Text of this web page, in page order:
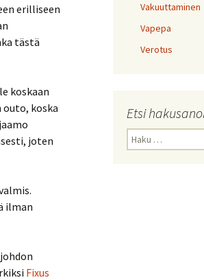
erilliseen
tästä
koskaan
koska
joten
ilman
Fixus
Vakuuttaminen
Vapepa
Verotus
Etsi
Haku: